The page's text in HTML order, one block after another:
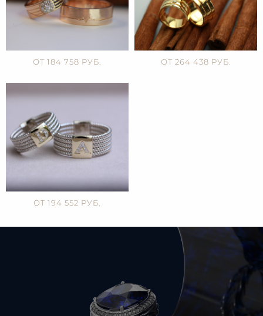
ОТ 184 758 РУБ. ОТ 264 438 РУБ.
ОТ 194 552 РУБ.